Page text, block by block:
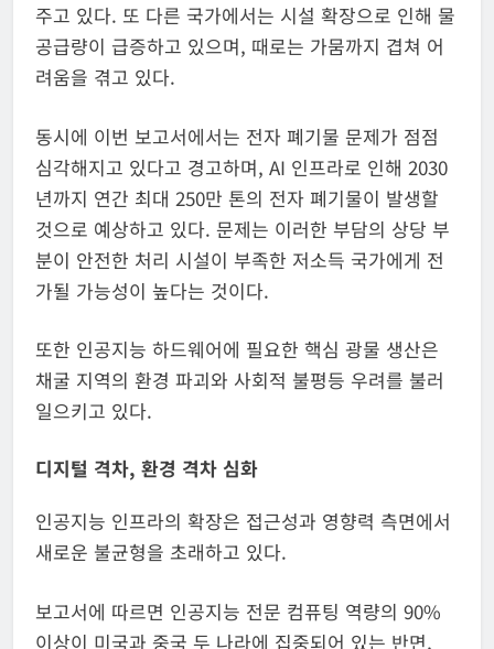
주고 있다. 또 다른 국가에서는 시설 확장으로 인해 물
공급량이 급증하고 있으며, 때로는 가뭄까지 겹쳐 어
려움을 겪고 있다.
동시에 이번 보고서에서는 전자 폐기물 문제가 점점
심각해지고 있다고 경고하며, AI 인프라로 인해 2030
년까지 연간 최대 250만 톤의 전자 폐기물이 발생할
것으로 예상하고 있다. 문제는 이러한 부담의 상당 부
분이 안전한 처리 시설이 부족한 저소득 국가에게 전
가될 가능성이 높다는 것이다.
또한 인공지능 하드웨어에 필요한 핵심 광물 생산은
채굴 지역의 환경 파괴와 사회적 불평등 우려를 불러
일으키고 있다.
디지털 격차, 환경 격차 심화
인공지능 인프라의 확장은 접근성과 영향력 측면에서
새로운 불균형을 초래하고 있다.
보고서에 따르면 인공지능 전문 컴퓨팅 역량의 90%
이상이 미국과 중국 두 나라에 집중되어 있는 반면,